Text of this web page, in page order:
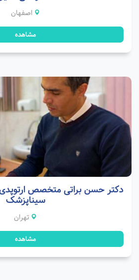
اصفهان
مشاهده
دکتر حسن براتی متخصص
سیناپزشک
تهران
مشاهده